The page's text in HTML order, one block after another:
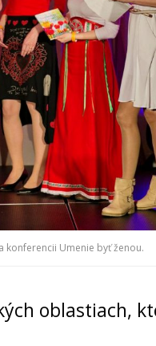
konferencii Umenie byť ženou.
oblastiach,